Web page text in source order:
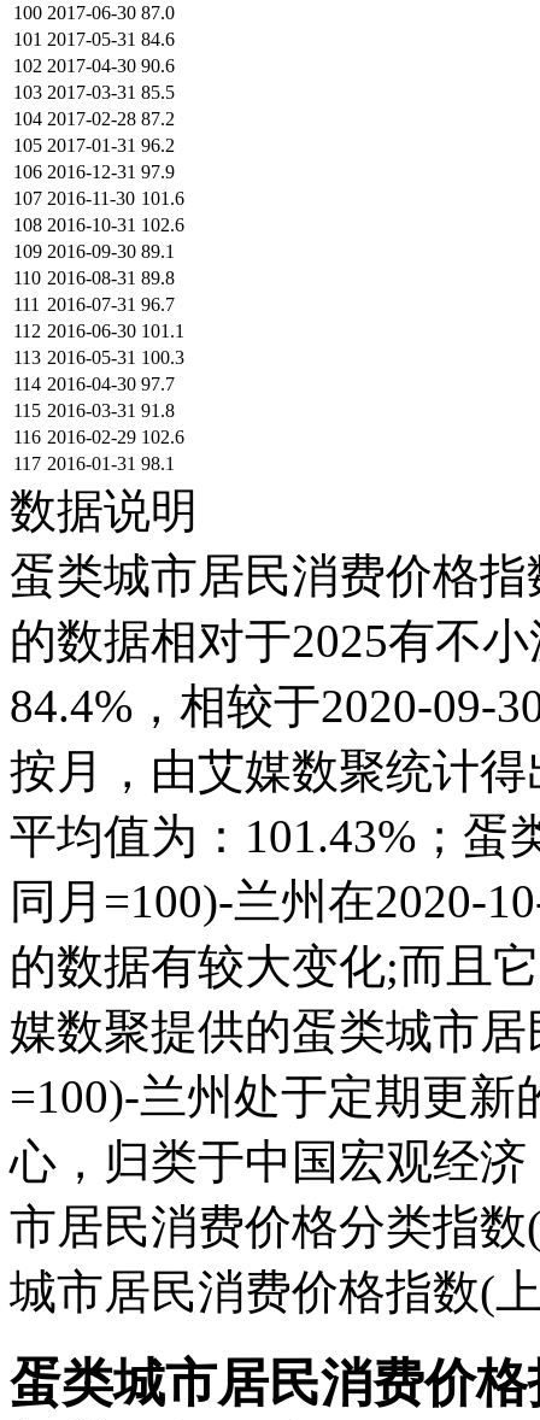
100 2017-06-30 87.0
101 2017-05-31 84.6
102 2017-04-30 90.6
103 2017-03-31 85.5
104 2017-02-28 87.2
105 2017-01-31 96.2
106 2016-12-31 97.9
107 2016-11-30 101.6
108 2016-10-31 102.6
109 2016-09-30 89.1
110 2016-08-31 89.8
111 2016-07-31 96.7
112 2016-06-30 101.1
113 2016-05-31 100.3
114 2016-04-30 97.7
115 2016-03-31 91.8
116 2016-02-29 102.6
117 2016-01-31 98.1
数据说明
蛋类城市居民消费价格
的数据相对于2025有不
84.4%，相较于2020-09-
按月，由艾媒数聚统计得
平均值为：101.43%；蛋
同月=100)-兰州在2020-
的数据有较大变化;而且
媒数聚提供的蛋类城市
=100)-兰州处于定期更
心，归类于中国宏观经
市居民消费价格分类指
城市居民消费价格指数(
蛋类城市居民消费价